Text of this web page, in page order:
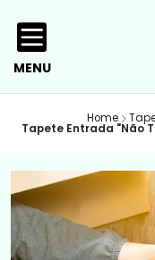
MENU
Home
Tapete Entrada "Não